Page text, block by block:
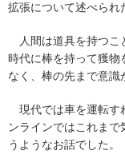
拡張について述べられ
人間は道具を持つこ
時代に棒を持って獲物
なく、棒の先まで意識
現代では車を運転す
ンラインではこれま
うようなお話でした。